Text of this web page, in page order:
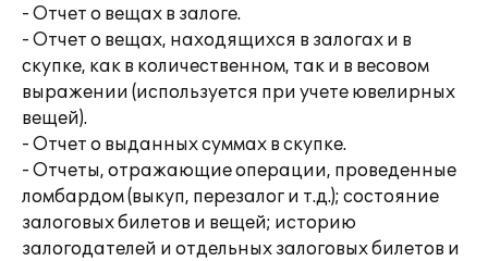
- Отчет о вещах в залоге.
- Отчет о вещах, находящихся в залогах и в
скупке, как в количественном, так и в весовом
выражении (используется при учете ювелирных
вещей).
- Отчет о выданных суммах в скупке.
- Отчеты, отражающие операции, проведенные
ломбардом (выкуп, перезалог и т.д.); состояние
залоговых билетов и вещей; историю
залогодателей и отдельных залоговых билетов и